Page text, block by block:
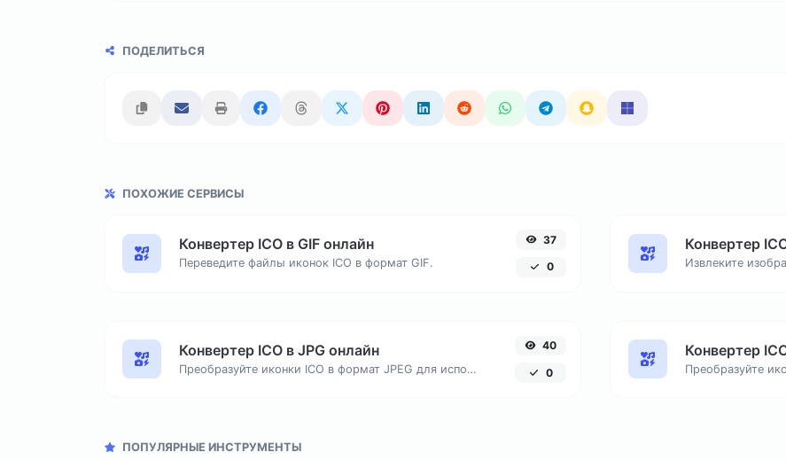
ПОДЕЛИТЬСЯ
ПОХОЖИЕ СЕРВИСЫ
Конвертер ICO в GIF онлайн
Переведите файлы иконок ICO в формат GIF.
37
0
Конвертер
Конвертер ICO в JPG онлайн
Преобразуйте иконки ICO в формат JPEG для использования в презентациях и документах.
40
0
Конвертер
ПОПУЛЯРНЫЕ ИНСТРУМЕНТЫ